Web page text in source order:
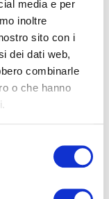
media e per
inoltre
sito con i
dei dati web,
combinarle
o che hanno
al lavoro
il
pensare che il